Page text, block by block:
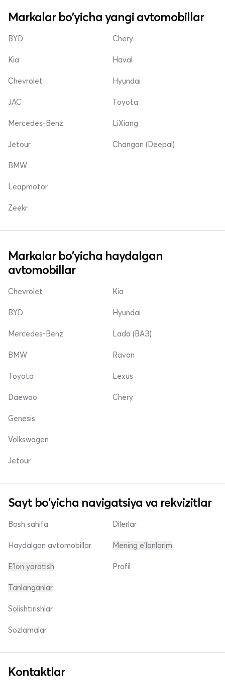
Markalar bo'yicha yangi avtomobillar
BYD
Kia
Chevrolet
Chery
Haval
Hyundai
JAC
Mercedes-Benz
Jetour
Toyota
LiXiang
Changan (Deepal)
BMW
Leapmotor
Zeekr
Markalar bo'yicha haydalgan
avtomobillar
Chevrolet
BYD
Mercedes-Benz
Kia
Hyundai
Lada (ВАЗ)
BMW
Toyota
Daewoo
Ravon
Lexus
Chery
Genesis
Volkswagen
Jetour
Sayt bo'yicha navigatsiya va rekvizitlar
Bosh sahifa
Haydalgan avtomobillar
E'lon yaratish
Dilerlar
Mening e'lonlarim
Profil
Tanlanganlar
Solishtirishlar
Sozlamalar
Kontaktlar